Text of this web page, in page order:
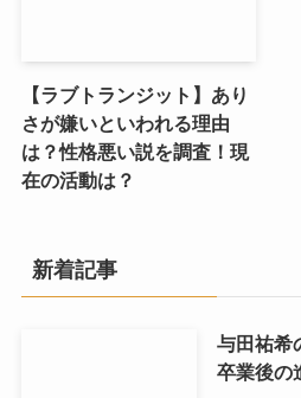
【ラブトランジット】あり
さが嫌いといわれる理由
は？性格悪い説を調査！現
在の活動は？
新着記事
与田祐希
卒業後の